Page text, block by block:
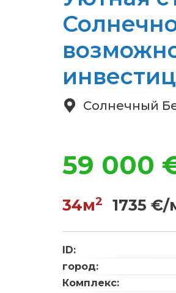
Солнечный
59 000
34м2 1735 €/
ID:
город:
Комплекс: